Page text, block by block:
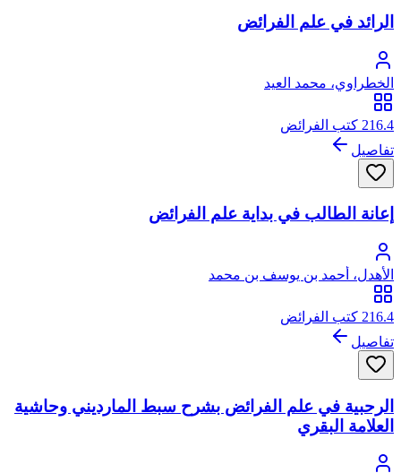
الرائد في علم الفرائض
الخطراوي، محمد العيد
216.4 كتب الفرائض
تفاصيل
إعانة الطالب في بداية علم الفرائض
الأهدل، أحمد بن يوسف بن محمد
216.4 كتب الفرائض
تفاصيل
الرحبية في علم الفرائض بشرح سبط المارديني وحاشية
العلامة البقري